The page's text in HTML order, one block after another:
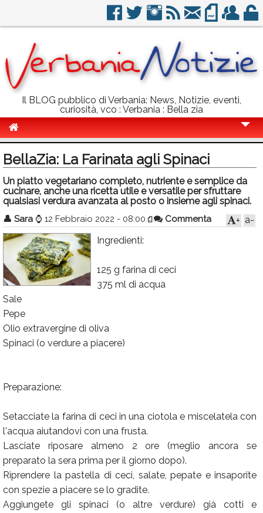
Il BLOG pubblico di Verbania: News, Notizie, eventi,
curiosità, vco : Verbania : Bella zia
Politica
Sport
Eventi
Info Utili
Rubriche
Calendario
Annunci
BellaZia: La Farinata agli Spinaci
Un piatto vegetariano completo, nutriente e semplice da
cucinare, anche una ricetta utile e versatile per sfruttare
qualsiasi verdura avanzata al posto o insieme agli spinaci.
👤 Sara ⌚ 12 Febbraio 2022 - 08:00 Commenta a-
+
Ingredienti:
125 g farina di ceci
375 ml di acqua
Sale
Pepe
Olio extravergine di oliva
Spinaci (o verdure a piacere)
Preparazione:
Setacciate la farina di ceci in una ciotola e miscelatela con
l'acqua aiutandovi con una frusta.
Lasciate riposare almeno 2 ore (meglio ancora se
preparato la sera prima per il giorno dopo).
Riprendere la pastella di ceci, salate, pepate e insaporite
con spezie a piacere se lo gradite.
Aggiungete gli spinaci (o altre verdure) già cotti e